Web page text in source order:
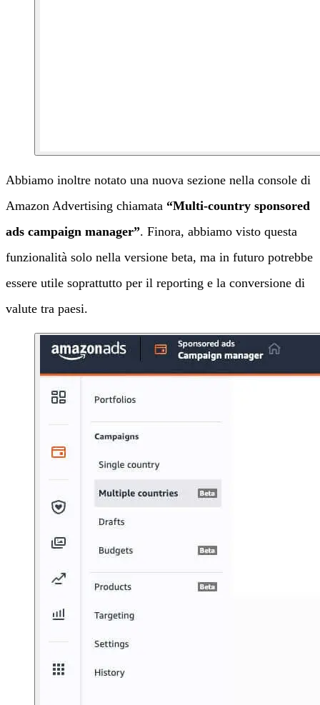
Abbiamo inoltre notato una nuova sezione nella console di
Amazon Advertising chiamata “Multi-country sponsored
ads campaign manager”. Finora, abbiamo visto questa
funzionalità solo nella versione beta, ma in futuro potrebbe
essere utile soprattutto per il reporting e la conversione di
valute tra paesi.